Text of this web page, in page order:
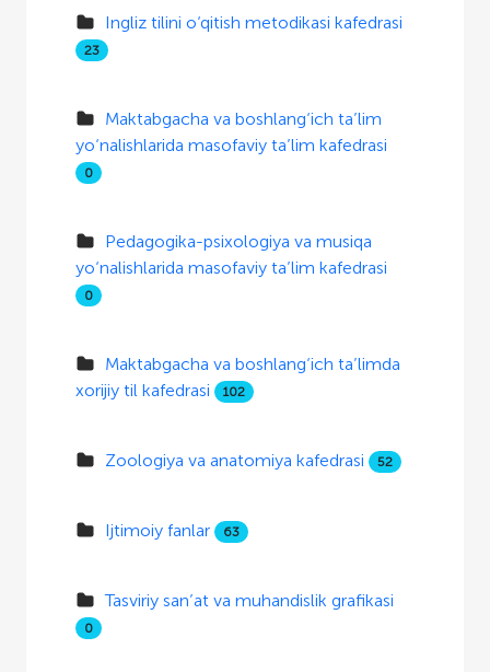
Ingliz tilini o‘qitish metodikasi kafedrasi
23
Maktabgacha va boshlang‘ich ta’lim
yo‘nalishlarida masofaviy ta’lim kafedrasi
0
Pedagogika-psixologiya va musiqa
yo‘nalishlarida masofaviy ta’lim kafedrasi
0
Maktabgacha va boshlang‘ich ta’limda
xorijiy til kafedrasi
102
Zoologiya va anatomiya kafedrasi 52
Ijtimoiy fanlar 63
Tasviriy san’at va muhandislik grafikasi
0